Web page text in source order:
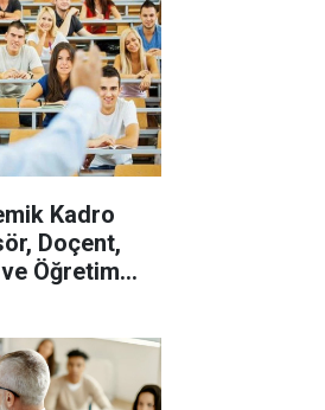
Kadro
Doçent,
Öğretim